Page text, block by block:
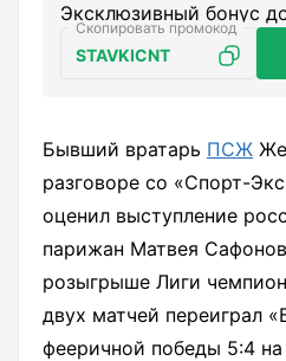
Эксклюзивный бонус
STAVKICNT
Бывший вратарь ПСЖ
разговоре со «Спорт-
оценил выступление
парижан Матвея
розыгрыше Лиги
двух матчей переиграл
фееричной победы 5:4